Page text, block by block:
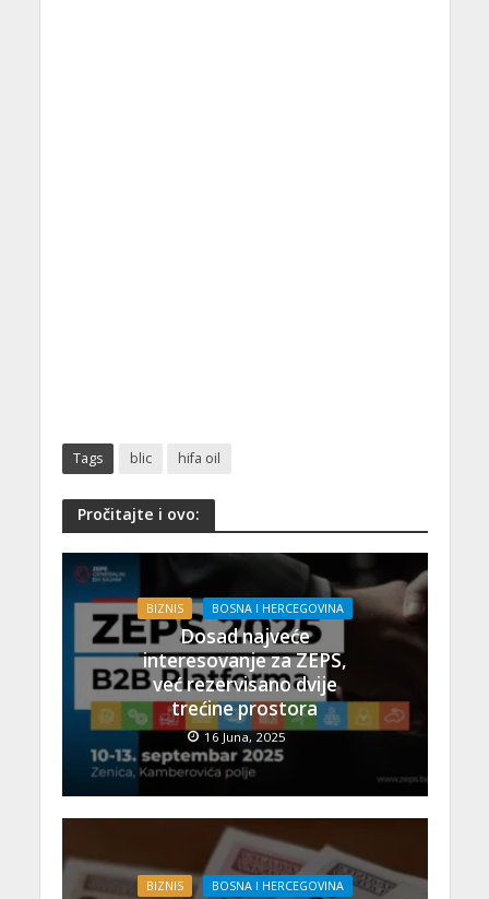
Tags blic hifa oil
Pročitajte i ovo:
BIZNIS BOSNA I HERCEGOVINA
Dosad najveće
interesovanje za ZEPS,
već rezervisano dvije
trećine prostora
16 Juna, 2025
BIZNIS BOSNA I HERCEGOVINA